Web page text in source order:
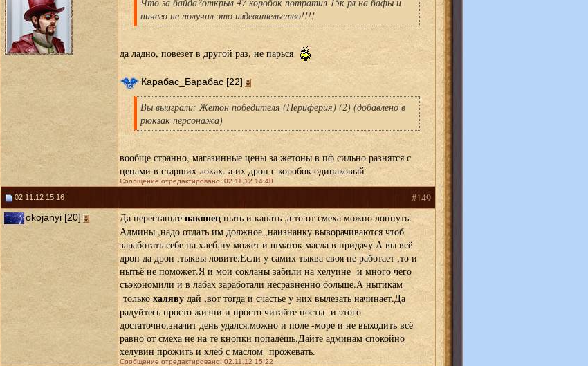
ничего не получил это издевательство!!!!
да ладно, повезет в другой раз, не парься
Карабас_Барабас [22]
Вы выиграли: Жетон победителя (Периферия) (2) (добавлено в
рюкзак персонажа)
вообще странно, магазинные цены за жетоны в пф сильно разнятся с
ценами в старших локах. а их дроп с коробок одинаковый
Сообщение отредактировано: 02.11.12 14:40
02.11.12 15:16 #149
okojanyi [20] Да перестаньте наконецныть и капать ,а то от смеха можно лопнуть.
Админы ,надо отдать им должное ,наизнанку выворачиваются чтоб
заработать себе на хлеб,ну может и шматок масла в придачу.А вы всё
дроп да дроп ,тыквы ловите.Если у самих тыква своя не работает ,то и
нытьё не поможет.Я и мои сокланы забили на хелуине и много чего
съэкономили и в лабах заработали несравненно больше.А нытикам
толькохалявудай ,вот тогда и счастье у них вылезать начинает.Да
радуйтесь просто жизни и просто читайте посты и этого
достаточно,значит день удался.можно и поле -море и не выходить всё
равно от смеха не на те кнопки попадёшь.Дайте админам спокойно
хелувин прожить и хлеб с маслом прожевать.
Сообщение отредактировано: 02.11.12 15:22